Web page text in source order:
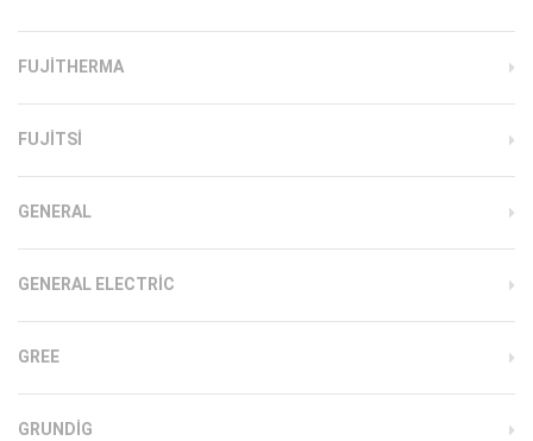
FUJITHERMA
FUJITSI
GENERAL
GENERAL ELECTRIC
GREE
GRUNDIG